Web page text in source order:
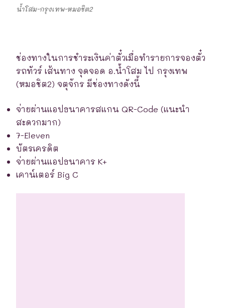
น้ำโสม-กรุงเทพ-หมอชิต2
ช่องทางในการชำระเงินค่าตั๋วเมื่อทำรายการจองตั๋ว
รถทัวร์ เส้นทาง จุดจอด อ.น้ำโสม ไป กรุงเทพ
(หมอชิต2) จตุจักร มีช่องทางดังนี้
จ่ายผ่านแอปธนาคารสแกน QR-Code (แนะนำ
สะดวกมาก)
7-Eleven
บัตรเครดิต
จ่ายผ่านแอปธนาคาร K+
เคาน์เตอร์ Big C